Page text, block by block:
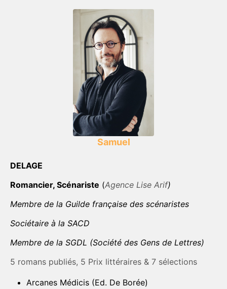
Samuel
DELAGE
Romancier, Scénariste (Agence Lise Arif)
Membre de la Guilde française des scénaristes
Sociétaire à la SACD
Membre de la SGDL (Société des Gens de Lettres)
5 romans publiés, 5 Prix littéraires & 7 sélections
Arcanes Médicis (Ed. De Borée)